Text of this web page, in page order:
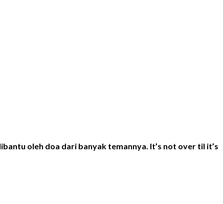
oleh doa dari banyak temannya. It’s not over til it’s